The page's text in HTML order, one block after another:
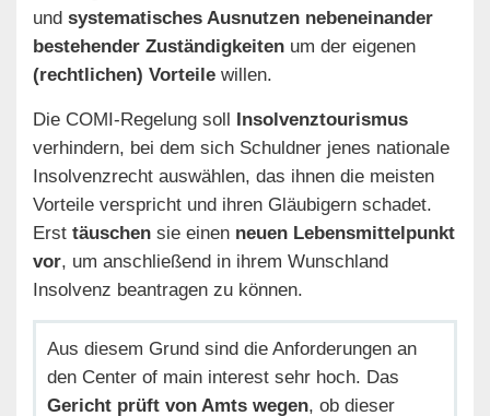
und systematisches Ausnutzen nebeneinander
bestehender Zuständigkeiten um der eigenen
(rechtlichen) Vorteile willen.
Die COMI-Regelung soll Insolvenztourismus
verhindern, bei dem sich Schuldner jenes nationale
Insolvenzrecht auswählen, das ihnen die meisten
Vorteile verspricht und ihren Gläubigern schadet.
Erst täuschen sie einen neuen Lebensmittelpunkt
vor , um anschließend in ihrem Wunschland
Insolvenz beantragen zu können.
Aus diesem Grund sind die Anforderungen an
den Center of main interest sehr hoch. Das
Gericht prüft von Amts wegen , ob dieser